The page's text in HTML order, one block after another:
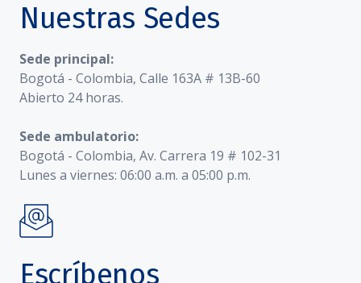
Nuestras Sedes
Sede principal:
Bogotá - Colombia, Calle 163A # 13B-60
Abierto 24 horas.
Sede ambulatorio:
Bogotá - Colombia, Av. Carrera 19 # 102-31
Lunes a viernes: 06:00 a.m. a 05:00 p.m.
Escríbenos